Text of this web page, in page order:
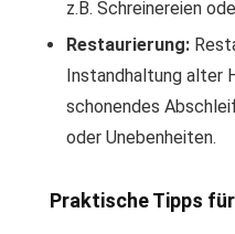
z.B. Schreinereien
Restaurierung:
Instandhaltung alter
schonendes
oder Unebenheiten.
Praktische Tipps